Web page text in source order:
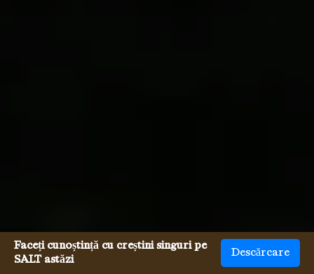
Faceți cunoștință cu creștini singuri pe
SALT astăzi
Descărcare